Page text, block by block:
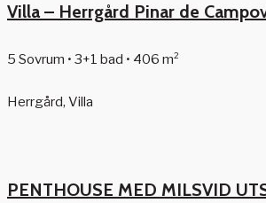
Villa – Herrgård Pinar de
5 Sovrum • 3+1 bad • 406 m²
Herrgård, Villa
PENTHOUSE MED MILSVID